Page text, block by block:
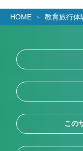
HOME 教育旅行体
この